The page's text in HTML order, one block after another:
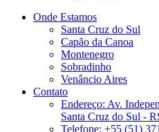
Onde Estamos
Santa Cruz do Sul
Capão da Canoa
Montenegro
Sobradinho
Venâncio Aires
Contato
Endereço: Av.
Santa Cruz do Sul -
Telefone: +55 (51)